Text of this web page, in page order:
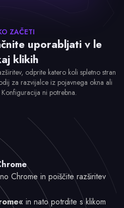
ZAČETI
uporabljati v le
klikih
odprite katero koli spletno stran
za razvijalce iz pojavnega okna ali
ni potrebna.
Chrome in poiščite razširitev
in nato potrdite s klikom